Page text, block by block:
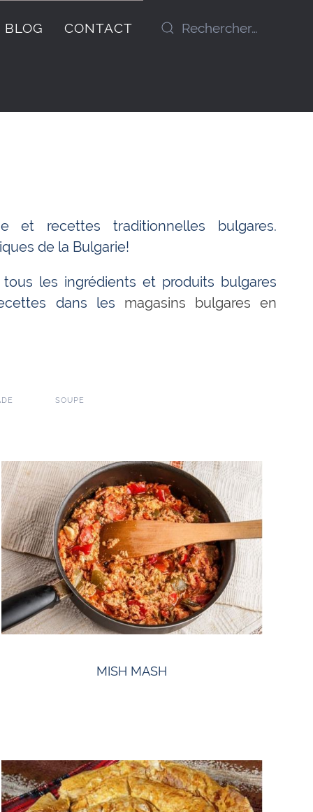
BLOG CONTACT
et recettes traditionnelles bulgares.
de la Bulgarie!
les ingrédients et produits bulgares
dans les magasins bulgares en
SOUPE
MISH MASH